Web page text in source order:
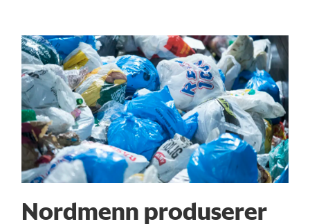
Nordmenn produserer